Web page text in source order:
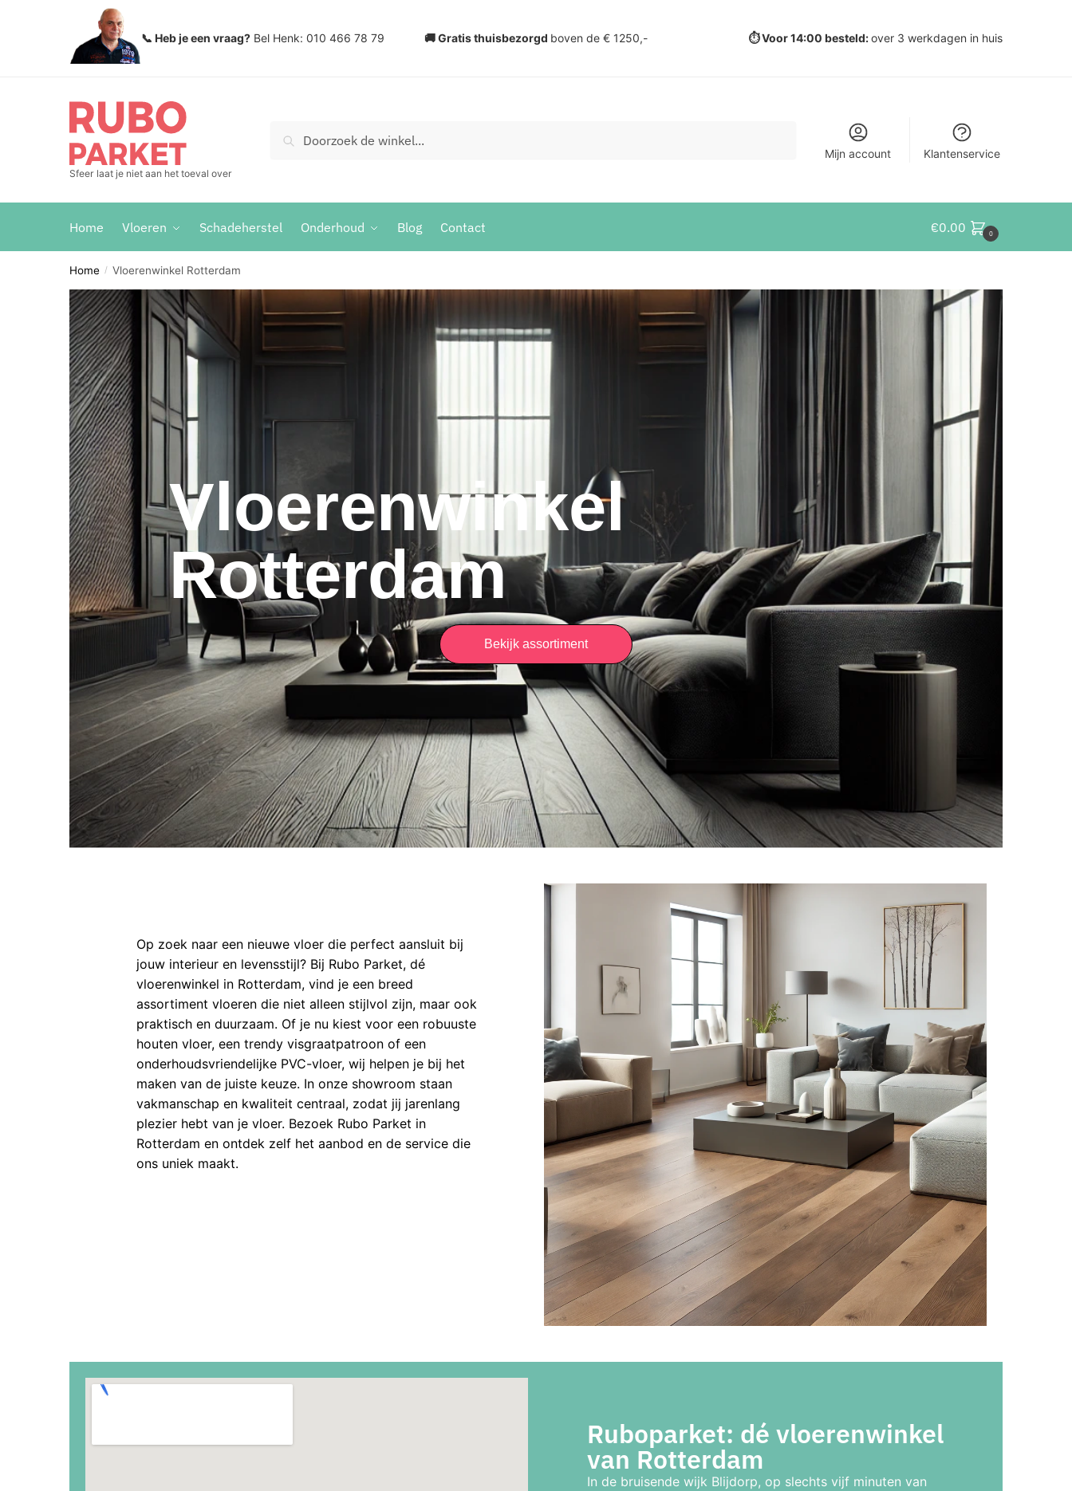
📞 Heb je een vraag? Bel Henk: 010 466 78 79 🚚 Gratis thuisbezorgd boven de € 1250,- ⏱️ Voor 14:00 besteld:over 3 werkdagen in huis
Sfeer laat je niet aan het toeval over
Mijn account Klantenservice
Home Vloeren Schadeherstel Onderhoud Blog Contact €0.00 0
Home / Vloerenwinkel Rotterdam
Vloerenwinkel
Rotterdam
Bekijk assortiment
Op zoek naar een nieuwe vloer die perfect aansluit bij
jouw interieur en levensstijl? Bij Rubo Parket, dé
vloerenwinkel in Rotterdam, vind je een breed
assortiment vloeren die niet alleen stijlvol zijn, maar ook
praktisch en duurzaam. Of je nu kiest voor een robuuste
houten vloer, een trendy visgraatpatroon of een
onderhoudsvriendelijke PVC-vloer, wij helpen je bij het
maken van de juiste keuze. In onze showroom staan
vakmanschap en kwaliteit centraal, zodat jij jarenlang
plezier hebt van je vloer. Bezoek Rubo Parket in
Rotterdam en ontdek zelf het aanbod en de service die
ons uniek maakt.
Ruboparket: dé vloerenwinkel
van Rotterdam
In de bruisende wijk Blijdorp, op slechts vijf minuten van